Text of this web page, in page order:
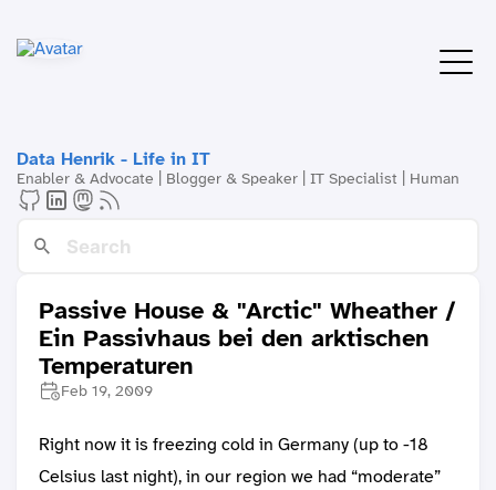
Data Henrik - Life in IT
Enabler & Advocate | Blogger & Speaker | IT Specialist | Human
Passive House & "Arctic" Wheather /
Ein Passivhaus bei den arktischen
Temperaturen
Feb 19, 2009
Right now it is freezing cold in Germany (up to -18
Celsius last night), in our region we had “moderate”